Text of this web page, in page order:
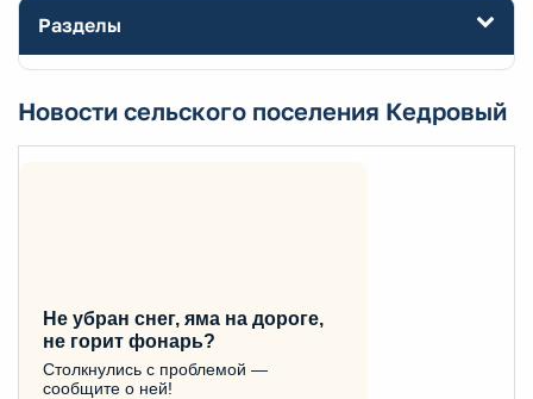
Разделы
Новости сельского поселения Кедровый
Не убран снег, яма на дороге,
не горит фонарь?
Столкнулись с проблемой —
сообщите о ней!